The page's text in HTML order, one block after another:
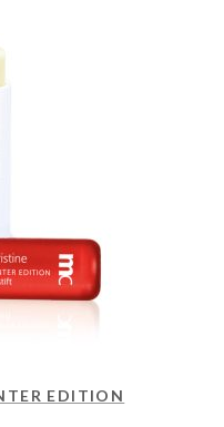
EDITION